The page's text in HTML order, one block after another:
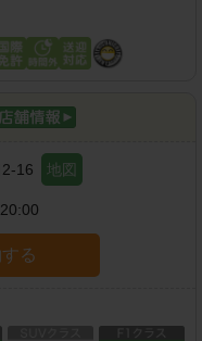
16 地図
る